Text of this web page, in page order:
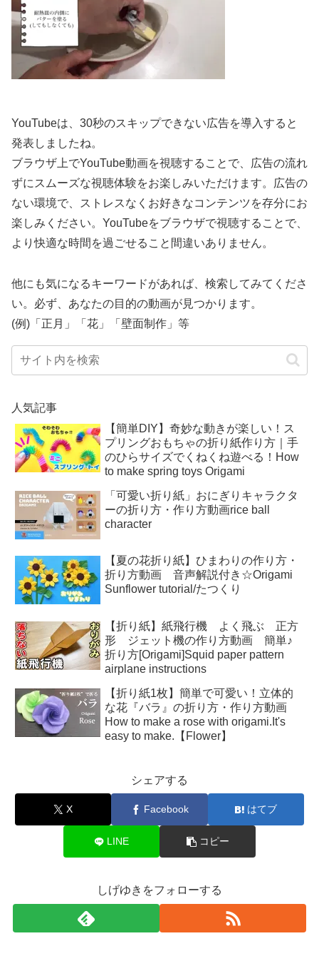
YouTubeは、30秒のスキップできない広告を導入すると
発表しましたね。
ブラウザ上でYouTube動画を視聴することで、広告の流れ
ずにスムーズな視聴体験をお楽しみいただけます。広告の
ない環境で、ストレスなくお好きなコンテンツを存分にお
楽しみください。YouTubeをブラウザで視聴することで、
より快適な時間を過ごせること間違いありません。
他にも気になるキーワードがあれば、検索してみてくださ
い。必ず、あなたの目的の動画が見つかります。
(例)「正月」「花」「壁面制作」等
人気記事
【簡単DIY】奇妙な動きが楽しい！ス
プリングおもちゃの折り紙作り方｜手
のひらサイズでくねくね遊べる！How
to make spring toys Origami
「可愛い折り紙」おにぎりキャラクタ
ーの折り方・作り方動画rice ball
character
【夏の花折り紙】ひまわりの作り方・
折り方動画 音声解説付き☆Origami
Sunflower tutorial/たつくり
【折り紙】紙飛行機 よく飛ぶ 正方
形 ジェット機の作り方動画 簡単♪
折り方[Origami]Squid paper pattern
airplane instructions
【折り紙1枚】簡単で可愛い！立体的
な花『バラ』の折り方・作り方動画
How to make a rose with origami.It's
easy to make.【Flower】
シェアする
X Facebook はてブ
LINE コピー
しげゆきをフォローする